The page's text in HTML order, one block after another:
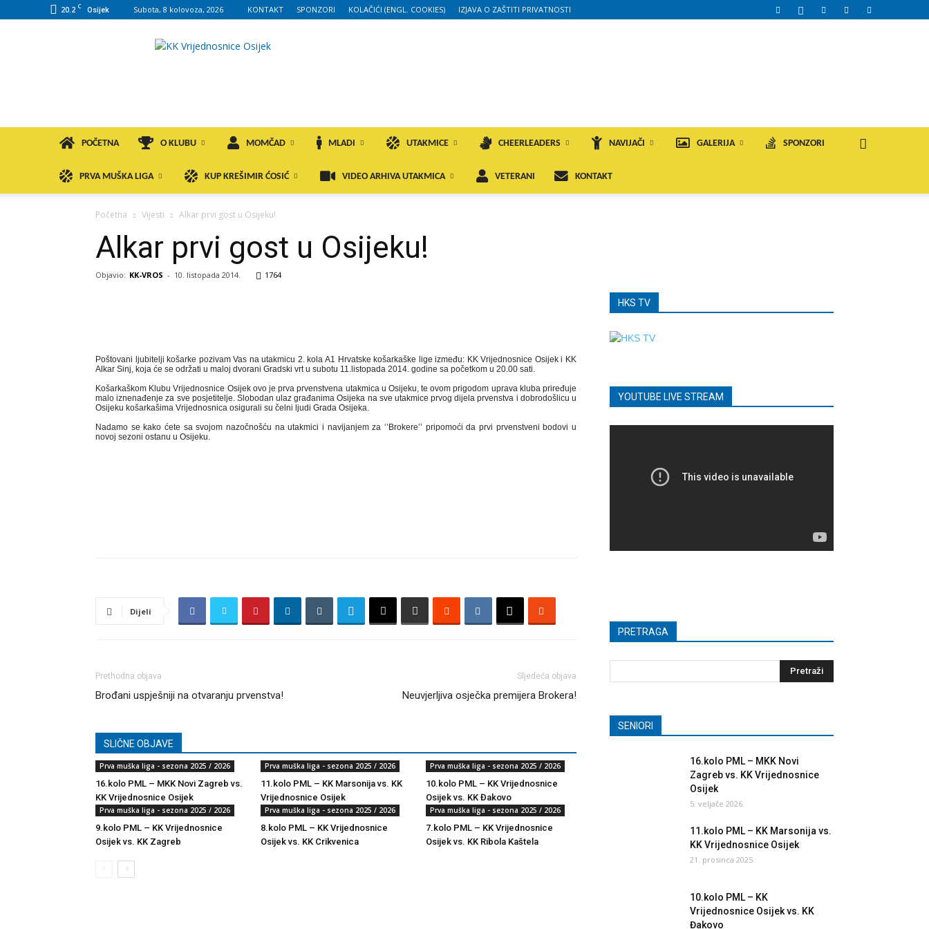
20.2 C Osijek Subota, 8 kolovoza, 2026 KONTAKT SPONZORI KOLAČIĆI (ENGL. COOKIES) IZJAVA O ZAŠTITI PRIVATNOSTI
POČETNA O KLUBU MOMČAD MLADI UTAKMICE CHEERLEADERS NAVIJAČI GALERIJA SPONZORI
PRVA MUŠKA LIGA KUP KREŠIMIR ĆOSIĆ VIDEO ARHIVA UTAKMICA VETERANI KONTAKT
Početna Vijesti Alkar prvi gost u Osijeku!
Alkar prvi gost u Osijeku!
Objavio: KK-VROS - 10. listopada 2014. 1764
Poštovani ljubitelji košarke pozivam Vas na utakmicu 2. kola A1 Hrvatske košarkaške lige između: KK Vrijednosnice Osijek i KK
Alkar Sinj, koja će se održati u maloj dvorani Gradski vrt u subotu 11.listopada 2014. godine sa početkom u 20.00 sati.
Košarkaškom Klubu Vrijednosnice Osijek ovo je prva prvenstvena utakmica u Osijeku, te ovom prigodom uprava kluba priređuje
malo iznenađenje za sve posjetitelje. Slobodan ulaz građanima Osijeka na sve utakmice prvog dijela prvenstva i dobrodošlicu u
Osijeku košarkašima Vrijednosnica osigurali su čelni ljudi Grada Osijeka.
Nadamo se kako ćete sa svojom nazočnošću na utakmici i navijanjem za ‘’Brokere’’ pripomoći da prvi prvenstveni bodovi u
novoj sezoni ostanu u Osijeku.
Dijeli
Prethodna objava
Brođani uspješniji na otvaranju prvenstva!
Sljedeća objava
Neuvjerljiva osječka premijera Brokera!
SLIČNE OBJAVE
Prva muška liga - sezona 2025 / 2026
16.kolo PML – MKK Novi Zagreb vs.
KK Vrijednosnice Osijek
Prva muška liga - sezona 2025 / 2026
11.kolo PML – KK Marsonija vs. KK
Vrijednosnice Osijek
Prva muška liga - sezona 2025 / 2026
10.kolo PML – KK Vrijednosnice
Osijek vs. KK Đakovo
Prva muška liga - sezona 2025 / 2026
9.kolo PML – KK Vrijednosnice
Osijek vs. KK Zagreb
Prva muška liga - sezona 2025 / 2026
8.kolo PML – KK Vrijednosnice
Osijek vs. KK Crikvenica
Prva muška liga - sezona 2025 / 2026
7.kolo PML – KK Vrijednosnice
Osijek vs. KK Ribola Kaštela
HKS TV
YOUTUBE LIVE STREAM
PRETRAGA
SENIORI
16.kolo PML – MKK Novi
Zagreb vs. KK Vrijednosnice
Osijek
5. veljače 2026.
11.kolo PML – KK Marsonija vs.
KK Vrijednosnice Osijek
21. prosinca 2025.
10.kolo PML – KK
Vrijednosnice Osijek vs. KK
Đakovo